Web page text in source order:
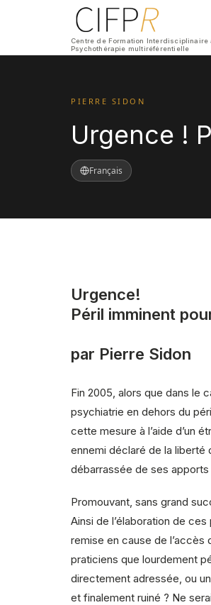
Centre de Formation Interdisciplinaire
Psychothérapie multiréférentielle
PIERRE SIDON
Urgence !
Français
Urgence!
Péril imminent
par Pierre Sidon
Fin 2005, alors que dans le
psychiatrie en dehors du
cette mesure à l’aide d’un
ennemi déclaré de la liberté
débarrassée de ses
Promouvant, sans grand
Ainsi de l’élaboration de
remise en cause de
praticiens que lourdement
directement adressée, ou
et finalement ruiné ? Ne